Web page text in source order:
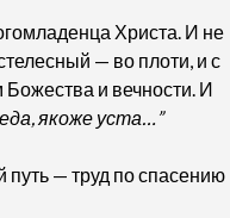
Христа. И не
— во плоти, и с
и вечности. И
якоже уста…”
путь — труд по спасению